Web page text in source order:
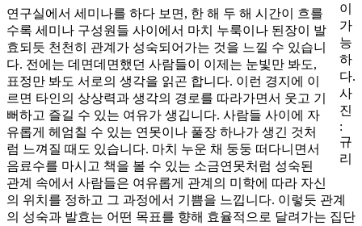
이
가
능
하
다.
사
진
:
규
리
연구실에서 세미나를 하다 보면, 한 해 두 해 시간이 흐를
수록 세미나 구성원들 사이에서 마치 누룩이나 된장이 발
효되듯 천천히 관계가 성숙되어가는 것을 느낄 수 있습니
다. 전에는 데면데면했던 사람들이 이제는 눈빛만 봐도,
표정만 봐도 서로의 생각을 읽곤 합니다. 이런 경지에 이
르면 타인의 상상력과 생각의 경로를 따라가면서 웃고 기
뻐하고 즐길 수 있는 여유가 생깁니다. 사람들 사이에 자
유롭게 헤엄칠 수 있는 연못이나 풀장 하나가 생긴 것처
럼 느껴질 때도 있습니다. 마치 누운 채 둥둥 떠다니면서
음료수를 마시고 책을 볼 수 있는 소금연못처럼 성숙된
관계 속에서 사람들은 여유롭게 관계의 미학에 따라 자신
의 위치를 정하고 그 과정에서 기쁨을 느낍니다. 이렇듯 관계
의 성숙과 발효는 어떤 목표를 향해 효율적으로 달려가는 집단